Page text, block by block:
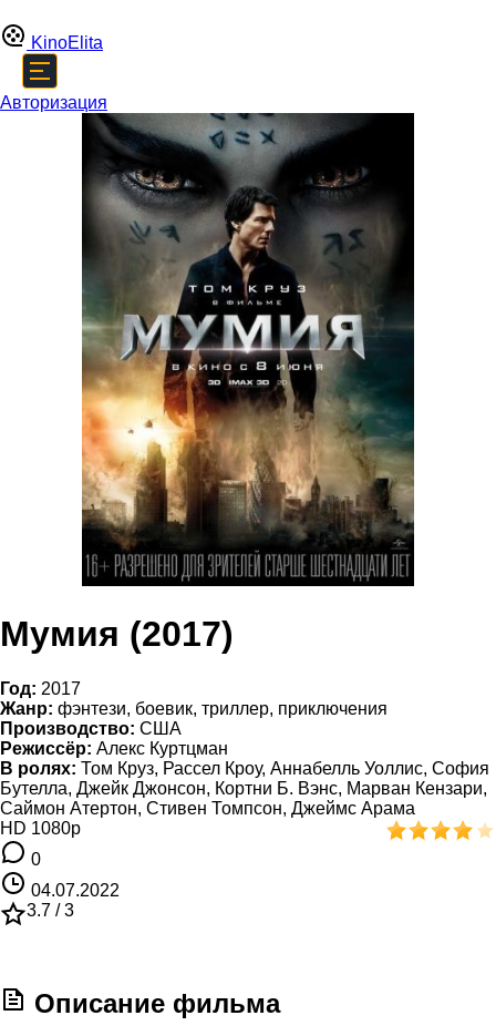
KinoElita
Авторизация
Мумия (2017)
Год: 2017
Жанр: фэнтези, боевик, триллер, приключения
Производство: США
Режиссёр: Алекс Куртцман
В ролях: Том Круз, Рассел Кроу, Аннабелль Уоллис, София
Бутелла, Джейк Джонсон, Кортни Б. Вэнс, Марван Кензари,
Саймон Атертон, Стивен Томпсон, Джеймс Арама
HD 1080p
0
04.07.2022
3.7 /3
Описание фильма